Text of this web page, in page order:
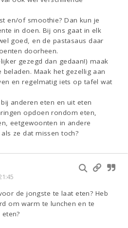
en/of smoothie? Dan kun je
in doen. Bij ons gaat in elk
goed, en de pastasaus daar
doorheen.
gezegd dan gedaan!) maak
Maak het gezellig aan
en regelmatig iets op tafel wat
anderen eten en uit eten
opdoen rondom eten,
eetgewoonten in andere
ze dat missen toch?
de jongste te laat eten? Heb
om warm te lunchen en te